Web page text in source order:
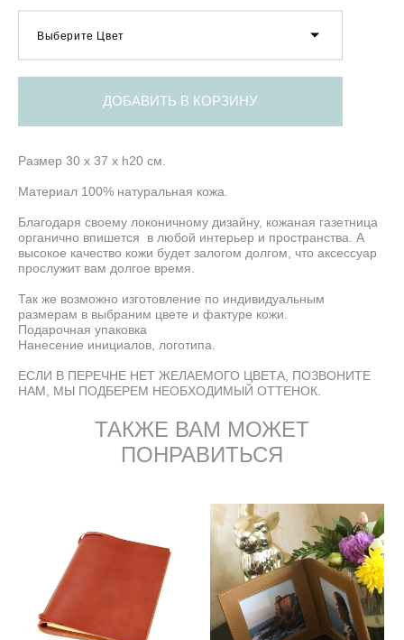
Выберите Цвет
ДОБАВИТЬ В КОРЗИНУ
Размер 30 х 37 х h20 см.
Материал 100% натуральная кожа.
Благодаря своему локоничному дизайну, кожаная газетница
органично впишется в любой интерьер и пространства. А
высокое качество кожи будет залогом долгом, что аксессуар
прослужит вам долгое время.
Так же возможно изготовление по индивидуальным
размерам в выбраним цвете и фактуре кожи.
Подарочная упаковка
Нанесение инициалов, логотипа.
ЕСЛИ В ПЕРЕЧНЕ НЕТ ЖЕЛАЕМОГО ЦВЕТА, ПОЗВОНИТЕ
НАМ, МЫ ПОДБЕРЕМ НЕОБХОДИМЫЙ ОТТЕНОК.
ТАКЖЕ ВАМ МОЖЕТ
ПОНРАВИТЬСЯ